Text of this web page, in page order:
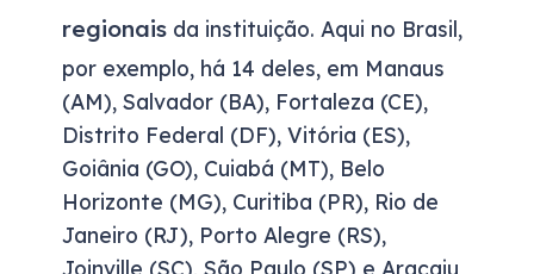
regionais da instituição. Aqui no Brasil,
por exemplo, há 14 deles, em Manaus
(AM), Salvador (BA), Fortaleza (CE),
Distrito Federal (DF), Vitória (ES),
Goiânia (GO), Cuiabá (MT), Belo
Horizonte (MG), Curitiba (PR), Rio de
Janeiro (RJ), Porto Alegre (RS),
Joinville (SC), São Paulo (SP) e Aracaju